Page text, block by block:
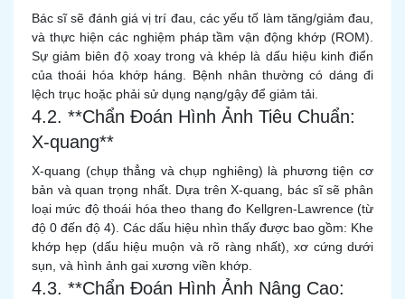
Bác sĩ sẽ đánh giá vị trí đau, các yếu tố làm tăng/giảm đau,
và thực hiện các nghiệm pháp tầm vận động khớp (ROM).
Sự giảm biên độ xoay trong và khép là dấu hiệu kinh điển
của thoái hóa khớp háng. Bệnh nhân thường có dáng đi
lệch trục hoặc phải sử dụng nạng/gậy để giảm tải.
4.2. **Chẩn Đoán Hình Ảnh Tiêu Chuẩn:
X-quang**
X-quang (chụp thẳng và chụp nghiêng) là phương tiện cơ
bản và quan trọng nhất. Dựa trên X-quang, bác sĩ sẽ phân
loại mức độ thoái hóa theo thang đo Kellgren-Lawrence (từ
độ 0 đến độ 4). Các dấu hiệu nhìn thấy được bao gồm: Khe
khớp hẹp (dấu hiệu muộn và rõ ràng nhất), xơ cứng dưới
sụn, và hình ảnh gai xương viền khớp.
4.3. **Chẩn Đoán Hình Ảnh Nâng Cao: